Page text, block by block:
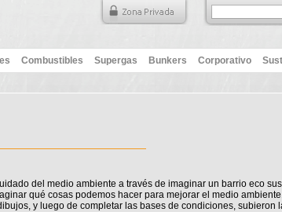
Combustibles Supergas Bunkers Corporativo
del medio ambiente a través de imaginar un barrio eco
qué cosas podemos hacer para mejorar el medio
y luego de completar las bases de condiciones, subieron